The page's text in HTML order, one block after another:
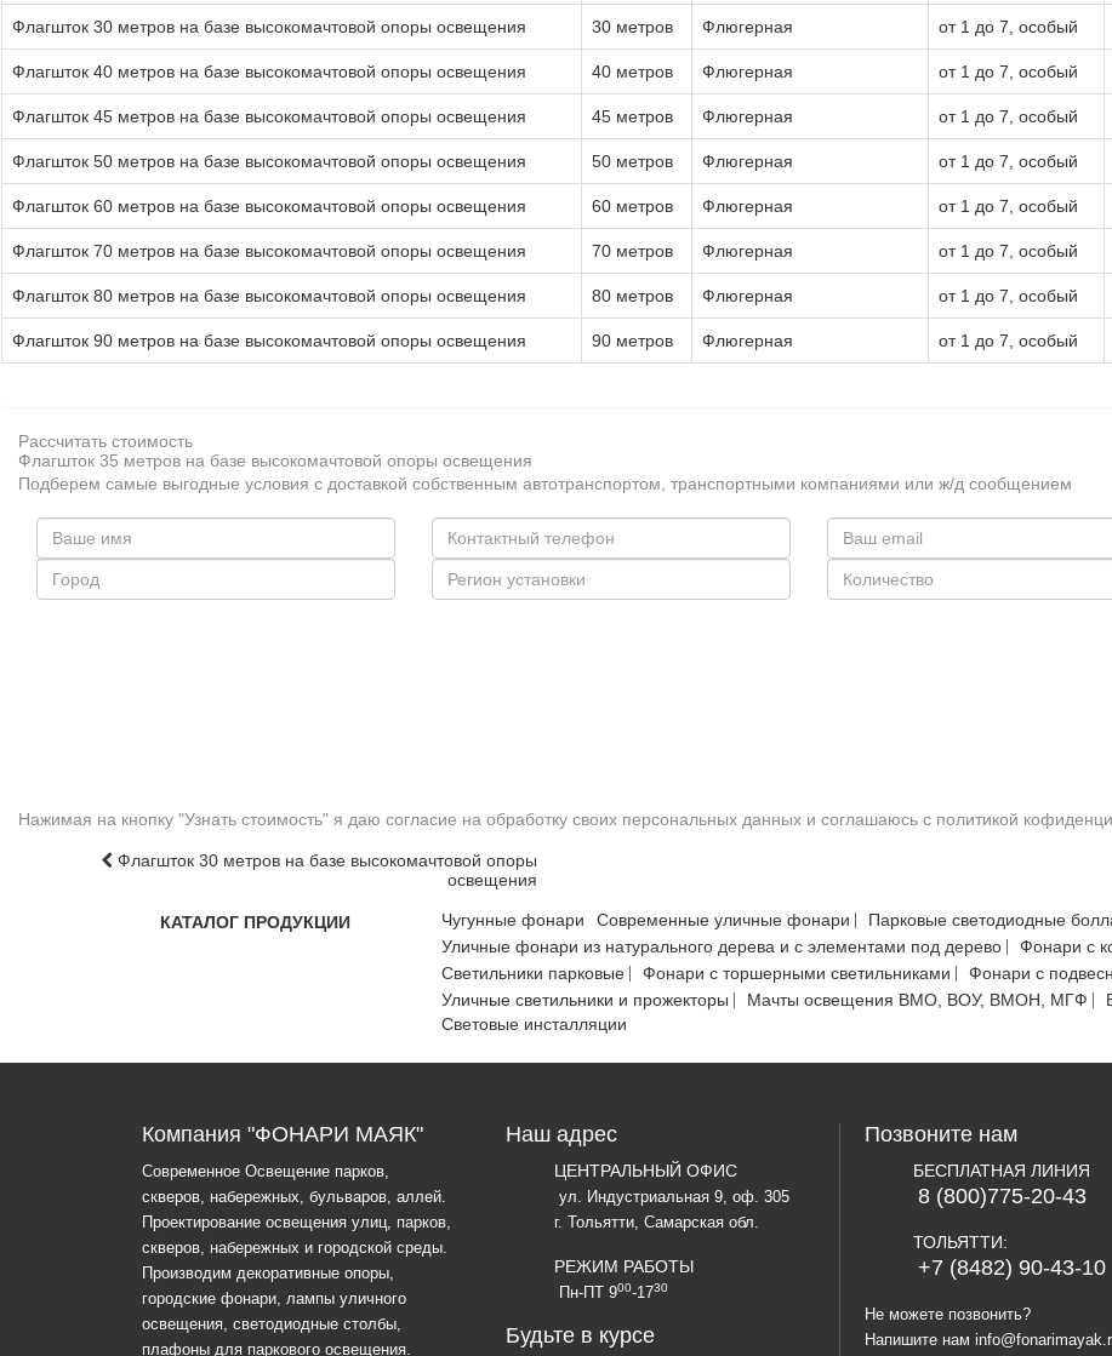
Флагшток 30 метров на базе высокомачтовой опоры освещения 30 метров Флюгерная от 1 до 7, особый
Флагшток 40 метров на базе высокомачтовой опоры освещения 40 метров Флюгерная от 1 до 7, особый
Флагшток 45 метров на базе высокомачтовой опоры освещения 45 метров Флюгерная от 1 до 7, особый
Флагшток 50 метров на базе высокомачтовой опоры освещения 50 метров Флюгерная от 1 до 7, особый
Флагшток 60 метров на базе высокомачтовой опоры освещения 60 метров Флюгерная от 1 до 7, особый
Флагшток 70 метров на базе высокомачтовой опоры освещения 70 метров Флюгерная от 1 до 7, особый
Флагшток 80 метров на базе высокомачтовой опоры освещения 80 метров Флюгерная от 1 до 7, особый
Флагшток 90 метров на базе высокомачтовой опоры освещения 90 метров Флюгерная от 1 до 7, особый
Рассчитать стоимость
Флагшток 35 метров на базе высокомачтовой опоры освещения
Подберем самые выгодные условия с доставкой собственным автотранспортом, транспортными компаниями или ж/д сообщением
Нажимая на кнопку "Узнать стоимость" я даю согласие на обработку своих персональных данных и соглашаюсь с политикой
Флагшток 30 метров на базе высокомачтовой опоры
освещения
КАТАЛОГ ПРОДУКЦИИ Чугунные фонари Современные уличные фонари
Парковые светодиодные
Уличные фонари из натурального дерева и с элементами под дерево
Фонари с
Светильники парковые
Фонари с торшерными светильниками
Фонари с
Уличные светильники и прожекторы
Мачты освещения ВМО, ВОУ, ВМОН, МГФ
Световые инсталляции
Компания "ФОНАРИ МАЯК"
Современное Освещение парков,
скверов, набережных, бульваров, аллей.
Проектирование освещения улиц, парков,
скверов, набережных и городской среды.
Производим декоративные опоры,
городские фонари, лампы уличного
освещения, светодиодные столбы,
плафоны для паркового освещения.
Наш адрес
ЦЕНТРАЛЬНЫЙ ОФИС
ул. Индустриальная 9, оф. 305
г. Тольятти, Самарская обл.
РЕЖИМ РАБОТЫ
Пн-ПТ 900-1730
Будьте в курсе
Позвоните нам
БЕСПЛАТНАЯ ЛИНИЯ
8 (800)775-20-43
ТОЛЬЯТТИ:
+7 (8482) 90-43-10
Не можете позвонить?
Напишите нам